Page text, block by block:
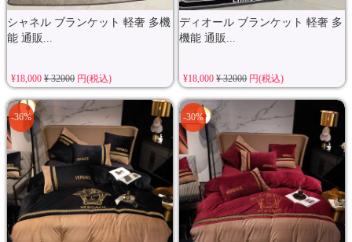
シャネル ブランケット 軽奢 多機
能 通販...
¥18,000 ¥ 32000円(税込)
ディオール ブランケット 軽奢 多
機能 通販...
¥18,000¥ 32000円(税込)
-36% -30%